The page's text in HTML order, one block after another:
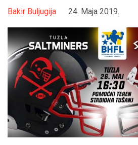
Bakir Buljugija 24. Maja 2019.